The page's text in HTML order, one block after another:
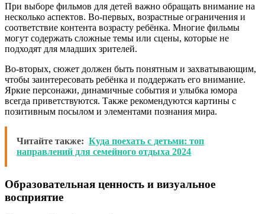
При выборе фильмов для детей важно обращать внимание на
несколько аспектов. Во-первых, возрастные ограничения и
соответствие контента возрасту ребёнка. Многие фильмы
могут содержать сложные темы или сцены, которые не
подходят для младших зрителей.
Во-вторых, сюжет должен быть понятным и захватывающим,
чтобы заинтересовать ребёнка и поддержать его внимание.
Яркие персонажи, динамичные события и улыбка юмора
всегда приветствуются. Также рекомендуются картины с
позитивным посылом и элементами познания мира.
Читайте также: Куда поехать с детьми: топ
направлений для семейного отдыха 2024
Образовательная ценность и визуальное
восприятие